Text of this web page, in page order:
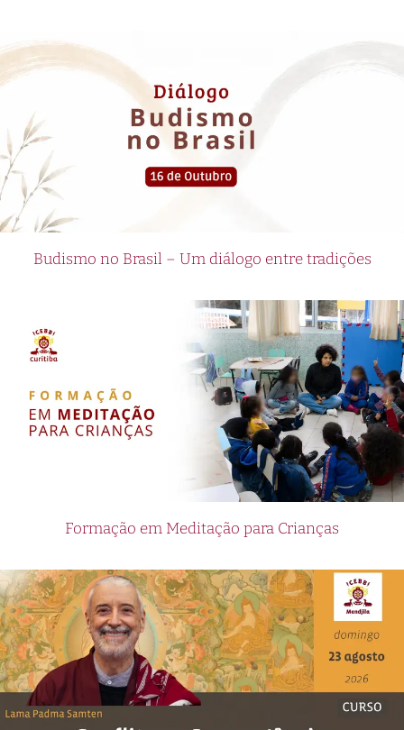
Budismo no Brasil – Um diálogo entre tradições
Formação em Meditação para Crianças